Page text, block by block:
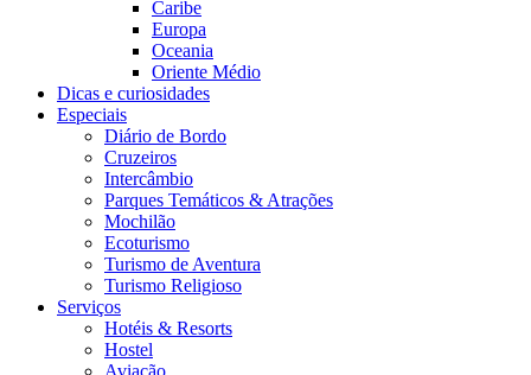
Caribe
Europa
Oceania
Oriente Médio
Dicas e curiosidades
Especiais
Diário de Bordo
Cruzeiros
Intercâmbio
Parques Temáticos & Atrações
Mochilão
Ecoturismo
Turismo de Aventura
Turismo Religioso
Serviços
Hotéis & Resorts
Hostel
Aviação